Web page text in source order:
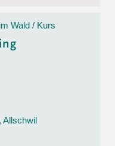
Wald / Kurs
Allschwil